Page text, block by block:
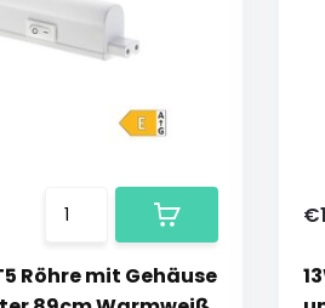
Röhre mit Gehäuse